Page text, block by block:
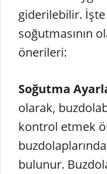
giderilebilir. İşte
soğutmasının
önerileri:
Soğutma
olarak,
kontrol etmek
bulunur.